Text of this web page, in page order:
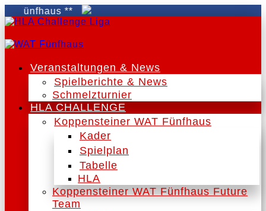
**
Veranstaltungen & News
Spielberichte & News
Schmelzturnier
HLA CHALLENGE
Koppensteiner WAT Fünfhaus
Kader
Spielplan
Tabelle
HLA
Koppensteiner WAT Fünfhaus Future
Team